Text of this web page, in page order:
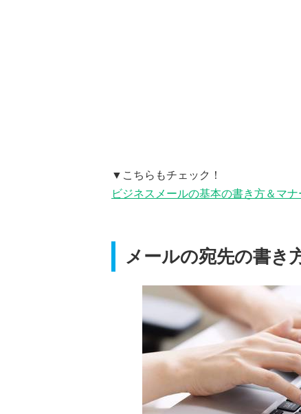
▼こちらもチェック！
ビジネスメールの基本の書き方＆マ
メールの宛先の書き